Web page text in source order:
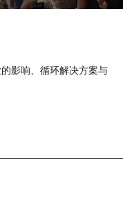
影响、循环解决方案与